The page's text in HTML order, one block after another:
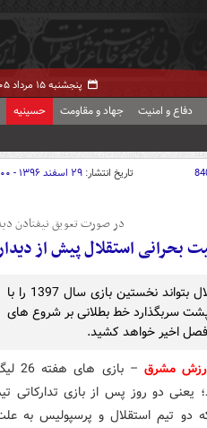
پنجشنبه ۱۵ مرداد ۱۴۰۵ -
دفاع و امنیت جهاد و مقاومت حسینیه
تاریخ انتشار: ۲۹ اسفند ۱۳۹۶ - ۰۸:۰۰
در صورت تعویق نیفتادن دیدار هفته
استقلال پیش از دیدار با نفت/ 12 غایب
اگر استقلال بتواند نخستین بازی سال 1397 را با
سربگذارد خط بطلانی بر شروع های
اخیر خواهد کشید.
مشرق
دو روز پس از بازی تدارکاتی
دو تیم استقلال و پرسپولیس به